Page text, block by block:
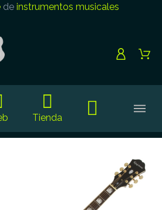
de instrumentos musicales
Tienda